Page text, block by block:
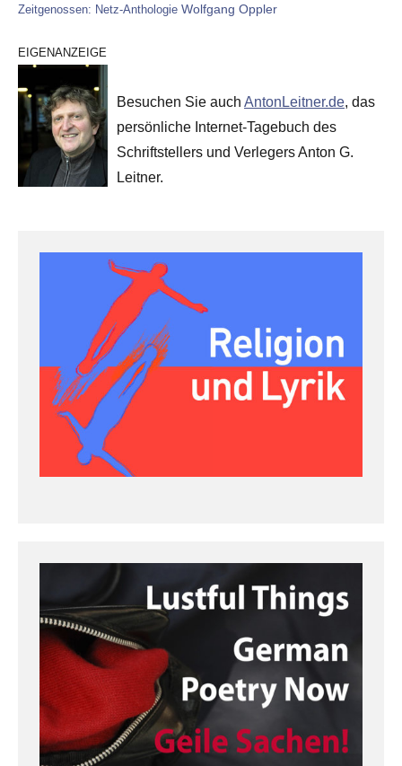
Zeitgenossen: Netz-Anthologie Wolfgang Oppler
EIGENANZEIGE
Besuchen Sie auch AntonLeitner.de, das
persönliche Internet-Tagebuch des
Schriftstellers und Verlegers Anton G.
Leitner.